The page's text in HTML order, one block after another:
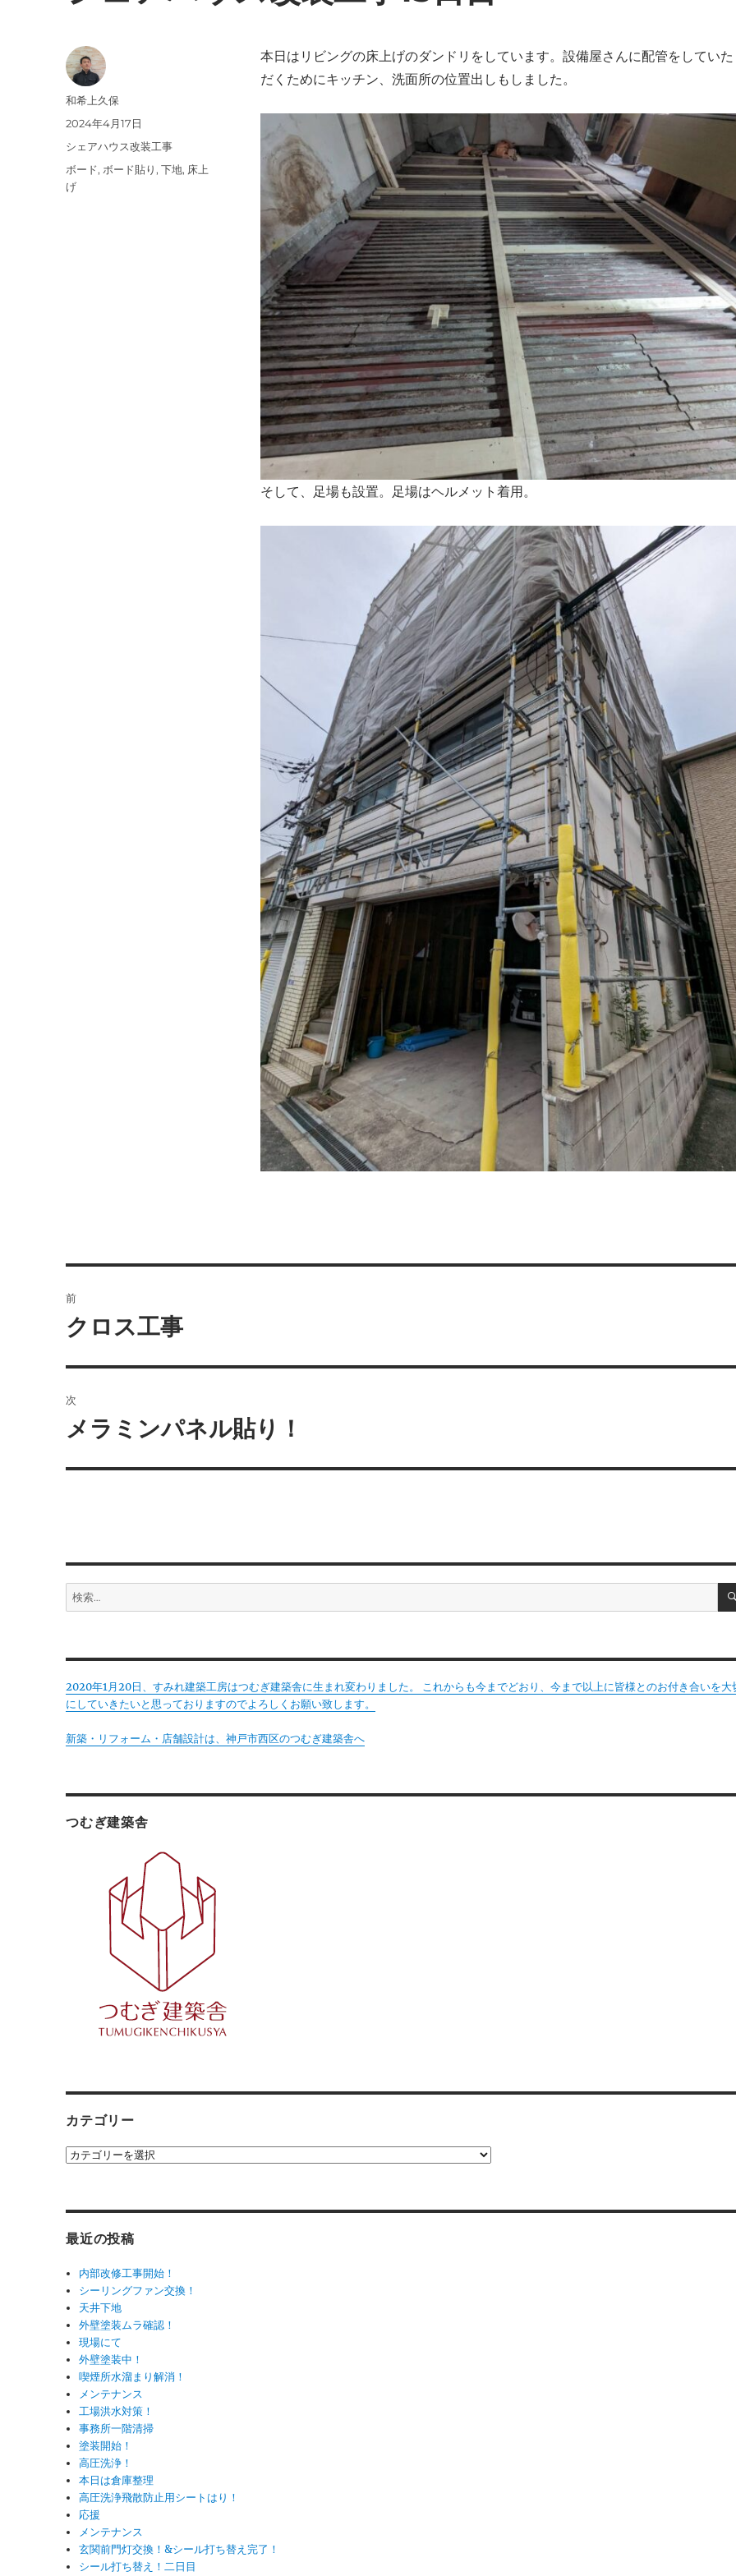
本日はリビングの床上げのダンドリをしています。設備屋さんに配管をしていた
だくためにキッチン、洗面所の位置出しもしました。
そして、足場も設置。足場はヘルメット着用。
投
稿
和希上久保
投
稿
2024年4月17日
カ
テ
ゴ
リ
シェアハウス改装工事
タ
グ
ボード,ボード貼り,下地, 床上
げ
稿
ゲ
ン
前
前
投
稿:
クロス工事
次
次
投
メラミンパネル貼り！
検
索:
2020年1月20日、すみれ建築工房はつむぎ建築舎に生まれ変わりました。 これからも今までどおり、今まで以上に皆様とのお付き合いを大
にしていきたいと思っておりますのでよろしくお願い致します。
新築・リフォーム・店舗設計は、神戸市西区のつむぎ建築舎へ
つむぎ建築舎
カテゴリー
カ
最近の投稿
内部改修工事開始！
シーリングファン交換！
天井下地
外壁塗装ムラ確認！
現場にて
外壁塗装中！
喫煙所水溜まり解消！
メンテナンス
工場洪水対策！
事務所一階清掃
塗装開始！
高圧洗浄！
本日は倉庫整理
高圧洗浄飛散防止用シートはり！
応援
メンテナンス
玄関前門灯交換！&シール打ち替え完了！
シール打ち替え！二日目